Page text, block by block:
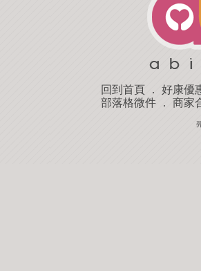
回到首頁 ． 好康優
部落格微件． 商家